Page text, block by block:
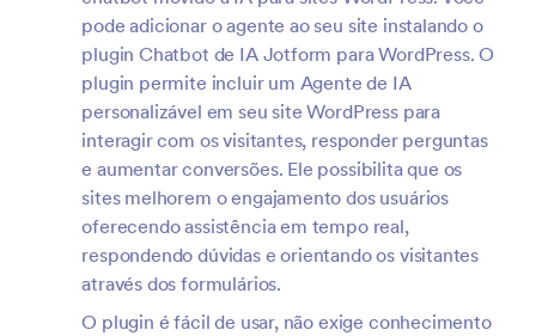
pode adicionar o agente ao seu site instalando o
plugin Chatbot de IA Jotform para WordPress. O
plugin permite incluir um Agente de IA
personalizável em seu site WordPress para
interagir com os visitantes, responder perguntas
e aumentar conversões. Ele possibilita que os
sites melhorem o engajamento dos usuários
oferecendo assistência em tempo real,
respondendo dúvidas e orientando os visitantes
através dos formulários.
O plugin é fácil de usar, não exige conhecimento